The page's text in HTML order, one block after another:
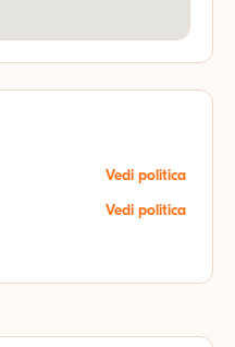
Vedi politica
Vedi politica